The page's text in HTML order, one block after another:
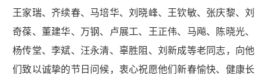
王家瑞、齐续春、马培华、刘晓峰、王钦敏、张庆黎、刘
奇葆、董建华、万钢、卢展工、王正伟、马飚、陈晓光、
杨传堂、李斌、汪永清、辜胜阻、刘新成等老同志，向他
们致以诚挚的节日问候，衷心祝愿他们新春愉快、健康长